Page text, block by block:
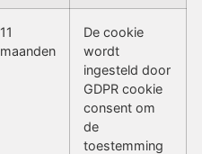
11
maanden
De cookie
wordt
ingesteld door
GDPR cookie
consent om
de
toestemming